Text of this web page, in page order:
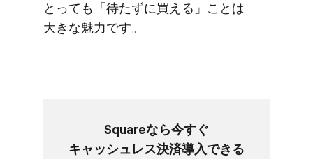
とっても​「待たずに​買える」ことは​
大きな​魅力です。
Squareなら​今すぐ​
キャッシュレス決済導入できる